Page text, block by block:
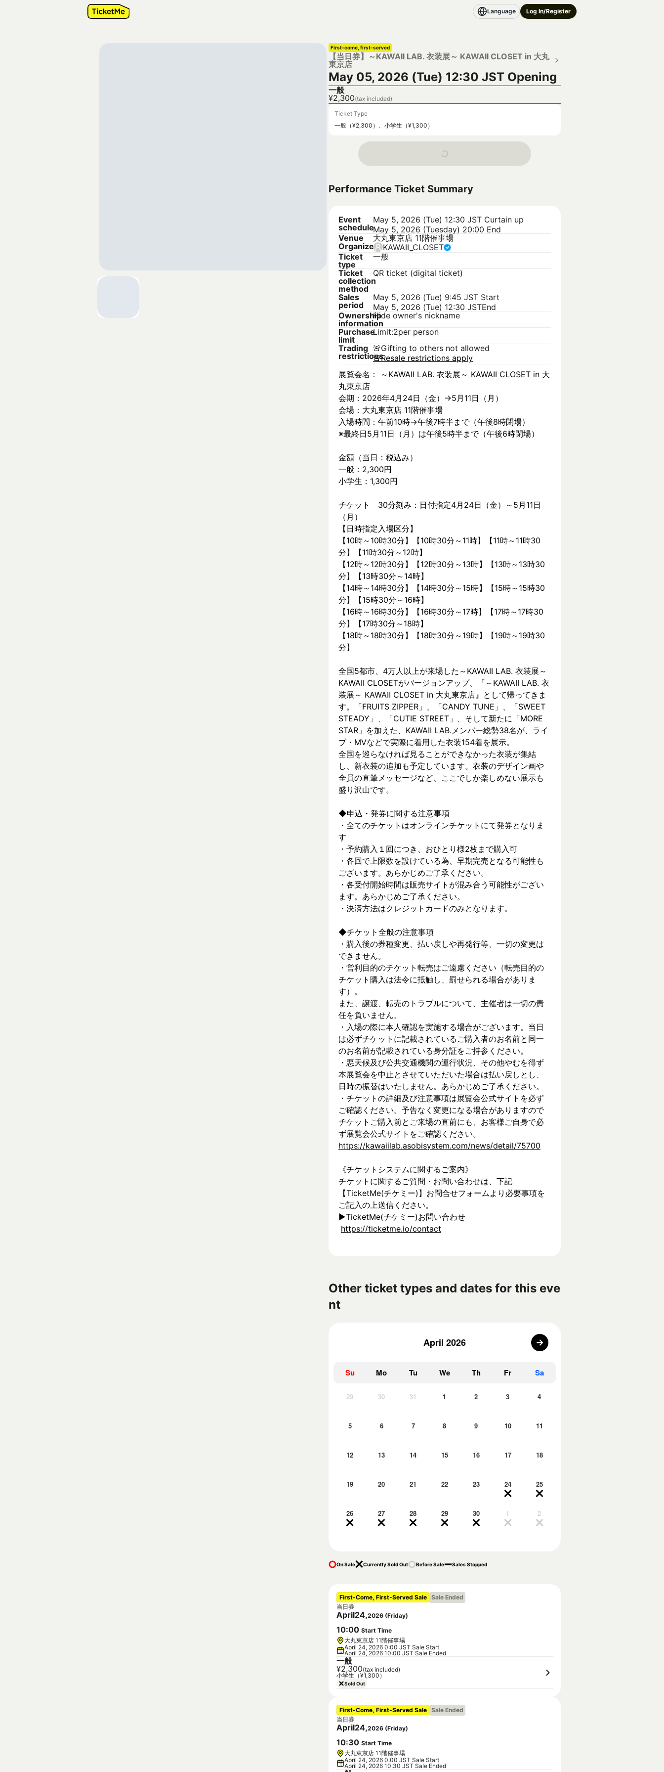
Language Log In/Register
First-come, first-served
【当日券】～KAWAII LAB. 衣装展～ KAWAII CLOSET in 大丸
東京店
May 05, 2026 (Tue) 12:30 JST Opening
一般
¥2,300(tax included)
Ticket Type
一般（¥2,300）、小学生（¥1,300）
Performance Ticket Summary
Event
schedule
May 5, 2026 (Tue) 12:30 JST Curtain up
May 5, 2026 (Tuesday) 20:00 End
Venue
大丸東京店 11階催事場
Organizer KAWAII_CLOSET
Ticket
type
一般
Ticket
collection
method
QR ticket (digital ticket)
Sales
period
May 5, 2026 (Tue) 9:45 JST Start
May 5, 2026 (Tue) 12:30 JSTEnd
Ownership
information
Hide owner's nickname
Purchase
limit
Limit:2per person
Trading
restrictions
🚨Gifting to others not allowed
🚨Resale restrictions apply
展覧会名： ～KAWAII LAB. 衣装展～ KAWAII CLOSET in 大
丸東京店
会期：2026年4月24日（金）→5月11日（月）
会場：大丸東京店 11階催事場
入場時間：午前10時→午後7時半まで（午後8時閉場）
※最終日5月11日（月）は午後5時半まで（午後6時閉場）
金額（当日：税込み）
一般：2,300円
小学生：1,300円
チケット　30分刻み：日付指定4月24日（金）～5月11日
（月）
【日時指定入場区分】
【10時～10時30分】【10時30分～11時】【11時～11時30
分】【11時30分～12時】
【12時～12時30分】【12時30分～13時】【13時～13時30
分】【13時30分～14時】
【14時～14時30分】【14時30分～15時】【15時～15時30
分】【15時30分～16時】
【16時～16時30分】【16時30分～17時】【17時～17時30
分】【17時30分～18時】
【18時～18時30分】【18時30分～19時】【19時～19時30
分】
全国5都市、4万⼈以上が来場した～KAWAII LAB. 衣装展～
KAWAII CLOSETがバージョンアップ、『～KAWAII LAB. 衣
装展～ KAWAII CLOSET in 大丸東京店』として帰ってきま
す。「FRUITS ZIPPER」、「CANDY TUNE」、「SWEET
STEADY」、「CUTIE STREET」、そして新たに「MORE
STAR」を加えた、KAWAII LAB.メンバー総勢38名が、ライ
ブ・MVなどで実際に着⽤した衣装154着を展示。
全国を巡らなければ見ることができなかった衣装が集結
し、新⾐装の追加も予定しています。衣装のデザイン画や
全員の直筆メッセージなど、ここでしか楽しめない展示も
盛り沢山です。
◆申込・発券に関する注意事項
・全てのチケットはオンラインチケットにて発券となりま
す
・予約購入１回につき、おひとり様2枚まで購入可
・各回で上限数を設けている為、早期完売となる可能性も
ございます。あらかじめご了承ください。
・各受付開始時間は販売サイトが混み合う可能性がござい
ます。あらかじめご了承ください。
・決済方法はクレジットカードのみとなります。
◆チケット全般の注意事項
・購入後の券種変更、払い戻しや再発行等、一切の変更は
できません。
・営利目的のチケット転売はご遠慮ください（転売目的の
チケット購入は法令に抵触し、罰せられる場合がありま
す）。
また、譲渡、転売のトラブルについて、主催者は一切の責
任を負いません。
・入場の際に本人確認を実施する場合がございます。当日
は必ずチケットに記載されているご購入者のお名前と同一
のお名前が記載されている身分証をご持参ください。
・悪天候及び公共交通機関の運行状況、その他やむを得ず
本展覧会を中止とさせていただいた場合は払い戻しとし、
日時の振替はいたしません。あらかじめご了承ください。
・チケットの詳細及び注意事項は展覧会公式サイトを必ず
ご確認ください。予告なく変更になる場合がありますので
チケットご購入前とご来場の直前にも、お客様ご自身で必
ず展覧会公式サイトをご確認ください。
https://kawaiilab.asobisystem.com/news/detail/75700
《チケットシステムに関するご案内》
チケットに関するご質問・お問い合わせは、下記
【TicketMe(チケミー)】お問合せフォームより必要事項を
ご記入の上送信ください。
▶︎TicketMe(チケミー)お問い合わせ
https://ticketme.io/contact
Other ticket types and dates for this eve
nt
April 2026
Su Mo Tu We Th Fr Sa
29 30 31 1 2 3 4
5 6 7 8 9 10 11
12 13 14 15 16 17 18
19 20 21 22 23 24 25
26 27 28 29 30 1 2
On Sale Currently Sold Out Before Sale Sales Stopped
First-Come, First-Served Sale Sale Ended
当日券
April24,2026 (Friday)
10:00 Start Time
大丸東京店 11階催事場
April 24, 2026 0:00 JST Sale Start
April 24, 2026 10:00 JST Sale Ended
一般
¥2,300(tax included)
小学生（¥1,300）
Sold Out
First-Come, First-Served Sale Sale Ended
当日券
April24,2026 (Friday)
10:30 Start Time
大丸東京店 11階催事場
April 24, 2026 0:00 JST Sale Start
April 24, 2026 10:30 JST Sale Ended